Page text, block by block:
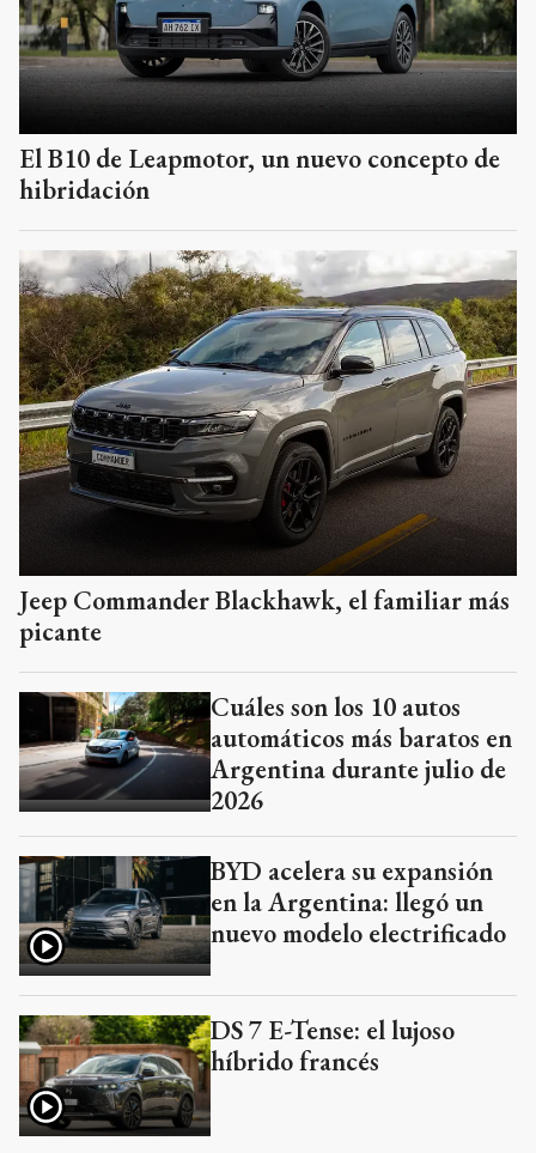
El B10 de Leapmotor, un nuevo concepto de
hibridación
Jeep Commander Blackhawk, el familiar más
picante
Cuáles son los 10 autos
automáticos más baratos en
Argentina durante julio de
2026
BYD acelera su expansión
en la Argentina: llegó un
nuevo modelo electrificado
DS 7 E-Tense: el lujoso
híbrido francés